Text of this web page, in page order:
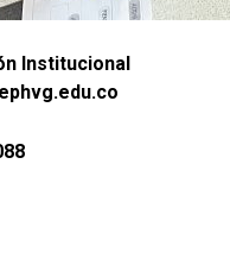
Institucional